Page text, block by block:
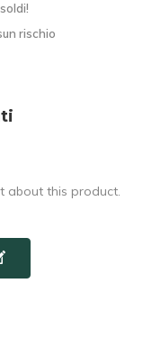
rischio
about this product.